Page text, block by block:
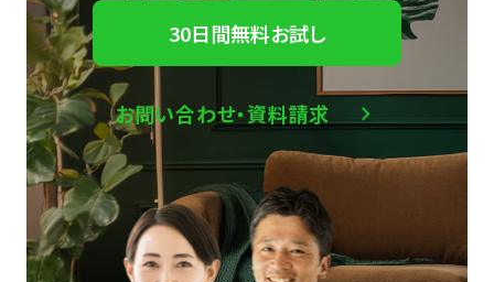
30日間無料お試し
お問い合わせ・資料請求